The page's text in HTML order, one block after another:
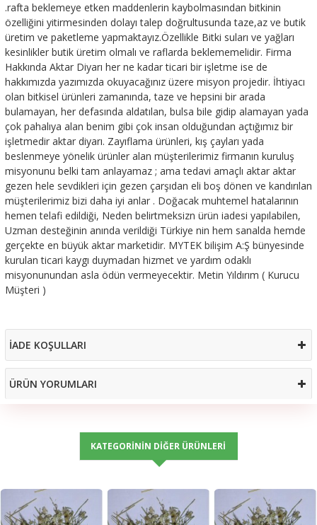
.rafta beklemeye etken maddenlerin kaybolmasından bitkinin
özelliğini yitirmesinden dolayı talep doğrultusunda taze,az ve butik
üretim ve paketleme yapmaktayız.Özellikle Bitki suları ve yağları
kesinlikler butik üretim olmalı ve raflarda beklememelidir. Firma
Hakkında Aktar Diyarı her ne kadar ticari bir işletme ise de
hakkımızda yazımızda okuyacağınız üzere misyon projedir. İhtiyacı
olan bitkisel ürünleri zamanında, taze ve hepsini bir arada
bulamayan, her defasında aldatılan, bulsa bile gidip alamayan yada
çok pahalıya alan benim gibi çok insan olduğundan açtığımız bir
işletmedir aktar diyarı. Zayıflama ürünleri, kış çayları yada
beslenmeye yönelik ürünler alan müşterilerimiz firmanın kuruluş
misyonunu belki tam anlayamaz ; ama tedavi amaçlı aktar aktar
gezen hele sevdikleri için gezen çarşıdan eli boş dönen ve kandırılan
müşterilerimiz bizi daha iyi anlar . Doğacak muhtemel hatalarının
hemen telafi edildiği, Neden belirtmeksizn ürün iadesi yapılabilen,
Uzman desteğinin anında verildiği Türkiye nin hem sanalda hemde
gerçekte en büyük aktar marketidir. MYTEK bilişim A:Ş bünyesinde
kurulan ticari kaygı duymadan hizmet ve yardım odaklı
misyonunundan asla ödün vermeyecektir. Metin Yıldırım ( Kurucu
Müşteri )
İADE KOŞULLARI
ÜRÜN YORUMLARI
KATEGORININ DIĞER ÜRÜNLERI